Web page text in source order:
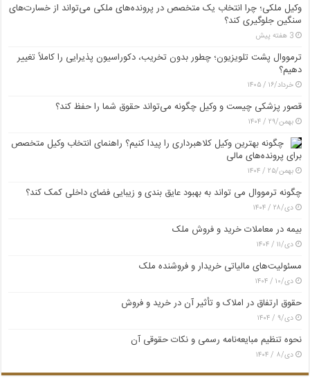
وکیل ملکی؛ چرا انتخاب یک متخصص در پرونده‌های ملکی می‌تواند از خسارت‌های
سنگین جلوگیری کند؟
3 هفته پیش
ترمووال پشت تلویزیون؛ چطور بدون تخریب، دکوراسیون پذیرایی را کاملاً تغییر
دهیم؟
خرداد/۱۶ / ۱۴۰۵
قصور پزشکی چیست و وکیل چگونه می‌تواند حقوق شما را حفظ کند؟
بهمن/۲۹ / ۱۴۰۴
چگونه بهترین وکیل کلاهبرداری را پیدا کنیم؟ راهنمای انتخاب وکیل متخصص
برای پرونده‌های مالی
بهمن/۲۵ / ۱۴۰۴
چگونه ترمووال می تواند به بهبود عایق بندی و زیبایی فضای داخلی کمک کند؟
دی/۲۸ / ۱۴۰۴
بیمه در معاملات خرید و فروش ملک
دی/۱۱ / ۱۴۰۴
مسئولیت‌های مالیاتی خریدار و فروشنده ملک
دی/۱۰ / ۱۴۰۴
حقوق ارتفاق در املاک و تأثیر آن در خرید و فروش
دی/۹ / ۱۴۰۴
نحوه تنظیم مبایعه‌نامه رسمی و نکات حقوقی آن
دی/۸ / ۱۴۰۴